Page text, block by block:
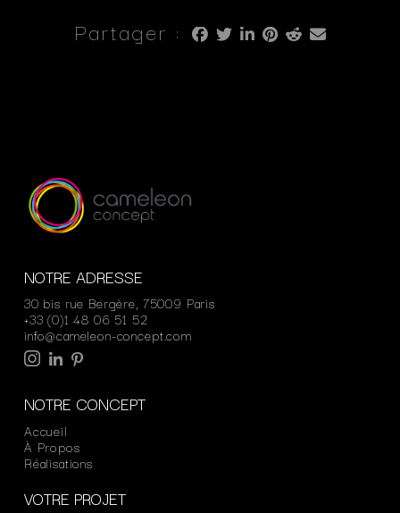
Partager :
NOTRE ADRESSE
30 bis rue Bergère, 75009 Paris
+33 (0)1 48 06 51 52
info@cameleon-concept.com
NOTRE CONCEPT
Accueil
À Propos
Réalisations
VOTRE PROJET